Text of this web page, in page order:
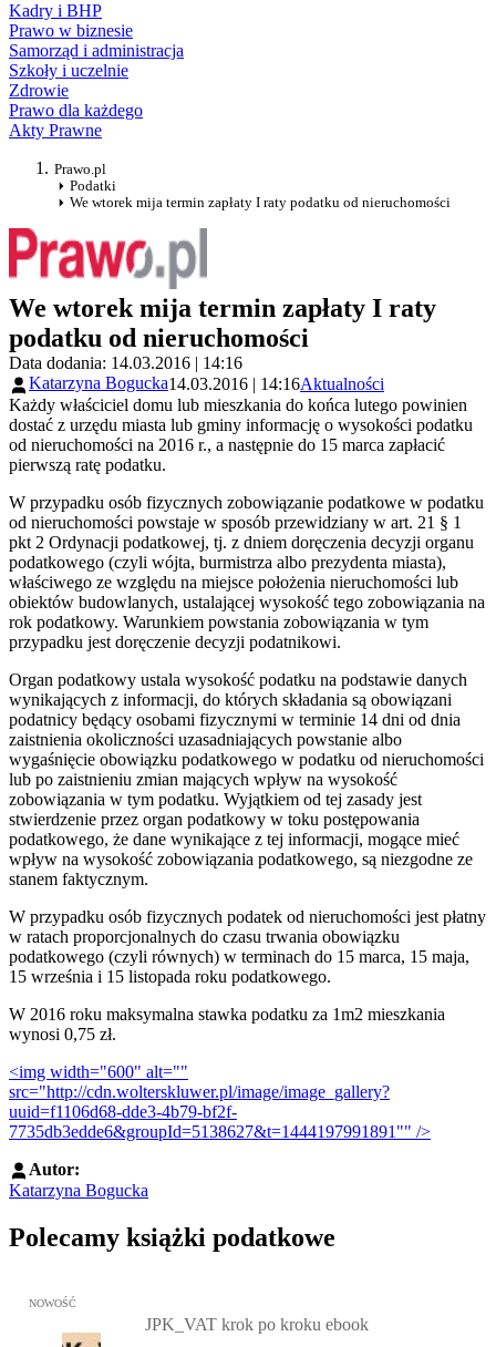
Kadry i BHP
Prawo w biznesie
Samorząd i administracja
Szkoły i uczelnie
Zdrowie
Prawo dla każdego
Akty Prawne
Prawo.pl
Podatki
We wtorek mija termin zapłaty I raty podatku od nieruchomości
We wtorek mija termin zapłaty I raty
podatku od nieruchomości
Data dodania: 14.03.2016 | 14:16
Katarzyna Bogucka14.03.2016 | 14:16Aktualności
Każdy właściciel domu lub mieszkania do końca lutego powinien
dostać z urzędu miasta lub gminy informację o wysokości podatku
od nieruchomości na 2016 r., a następnie do 15 marca zapłacić
pierwszą ratę podatku.
W przypadku osób fizycznych zobowiązanie podatkowe w podatku
od nieruchomości powstaje w sposób przewidziany w art. 21 § 1
pkt 2 Ordynacji podatkowej, tj. z dniem doręczenia decyzji organu
podatkowego (czyli wójta, burmistrza albo prezydenta miasta),
właściwego ze względu na miejsce położenia nieruchomości lub
obiektów budowlanych, ustalającej wysokość tego zobowiązania na
rok podatkowy. Warunkiem powstania zobowiązania w tym
przypadku jest doręczenie decyzji podatnikowi.
Organ podatkowy ustala wysokość podatku na podstawie danych
wynikających z informacji, do których składania są obowiązani
podatnicy będący osobami fizycznymi w terminie 14 dni od dnia
zaistnienia okoliczności uzasadniających powstanie albo
wygaśnięcie obowiązku podatkowego w podatku od nieruchomości
lub po zaistnieniu zmian mających wpływ na wysokość
zobowiązania w tym podatku. Wyjątkiem od tej zasady jest
stwierdzenie przez organ podatkowy w toku postępowania
podatkowego, że dane wynikające z tej informacji, mogące mieć
wpływ na wysokość zobowiązania podatkowego, są niezgodne ze
stanem faktycznym.
W przypadku osób fizycznych podatek od nieruchomości jest płatny
w ratach proporcjonalnych do czasu trwania obowiązku
podatkowego (czyli równych) w terminach do 15 marca, 15 maja,
15 września i 15 listopada roku podatkowego.
W 2016 roku maksymalna stawka podatku za 1m2 mieszkania
wynosi 0,75 zł.
<img width="600" alt=""
src="http://cdn.wolterskluwer.pl/image/image_gallery?
uuid=f1106d68-dde3-4b79-bf2f-
7735db3edde6&groupId=5138627&t=1444197991891"" />
Autor:
Katarzyna Bogucka
Polecamy książki podatkowe
Przejdź do: JPK_VAT krok po kroku ebook, Patrycja Kubiesa -
NOWOŚĆ
JPK_VAT krok po kroku ebook